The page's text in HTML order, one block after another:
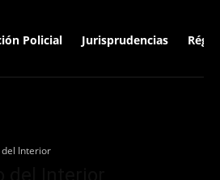
Policial Jurisprudencias
Interior